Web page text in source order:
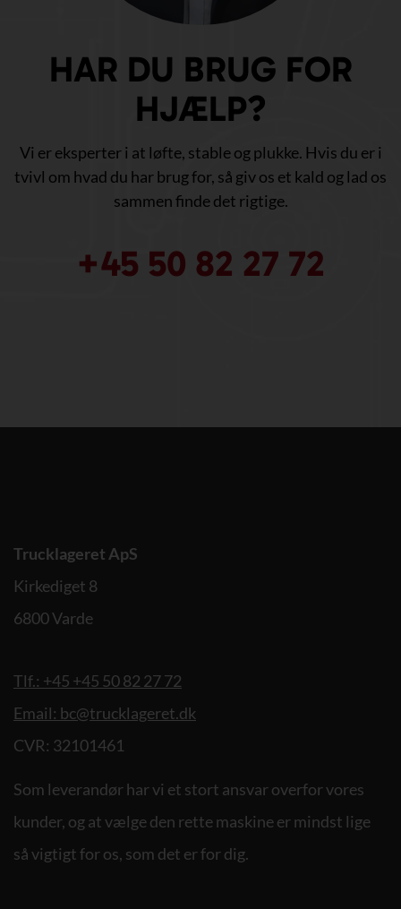
HAR DU BRUG FOR
HJÆLP?
Vi er eksperter i at løfte, stable og plukke. Hvis du er i
tvivl om hvad du har brug for, så giv os et kald og lad os
sammen finde det rigtige.
+45 50 82 27 72
Trucklageret ApS
Kirkediget 8
6800 Varde
Tlf.: +45 +45 50 82 27 72
Email: bc@trucklageret.dk
CVR: 32101461
Som leverandør har vi et stort ansvar overfor vores
kunder, og at vælge den rette maskine er mindst lige
så vigtigt for os, som det er for dig.